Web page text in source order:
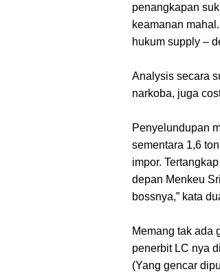
penangkapan
keamanan
hukum supply –
Analysis secara
narkoba, juga
Penyelundupan
sementara 1,6
impor.
depan Menkeu
bossnya,” kata
Memang tak ada
penerbit LC nya
(Yang gencar